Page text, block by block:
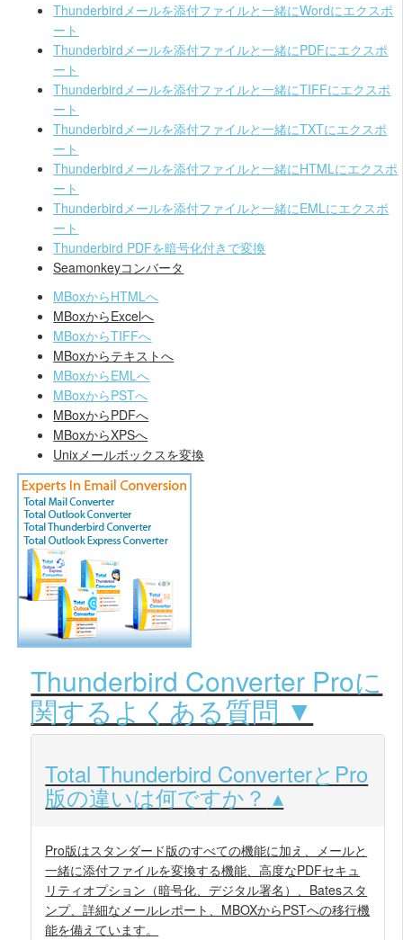
Thunderbirdメールを添付ファイルと一緒にWordにエクスポ
ート
Thunderbirdメールを添付ファイルと一緒にPDFにエクスポ
ート
Thunderbirdメールを添付ファイルと一緒にTIFFにエクスポ
ート
Thunderbirdメールを添付ファイルと一緒にTXTにエクスポ
ート
Thunderbirdメールを添付ファイルと一緒にHTMLにエクスポ
ート
Thunderbirdメールを添付ファイルと一緒にEMLにエクスポ
ート
Thunderbird PDFを暗号化付きで変換
Seamonkeyコンバータ
MBoxからHTMLへ
MBoxからExcelへ
MBoxからTIFFへ
MBoxからテキストへ
MBoxからEMLへ
MBoxからPSTへ
MBoxからPDFへ
MBoxからXPSへ
Unixメールボックスを変換
Thunderbird Converter Proに
関するよくある質問 ▼
Total Thunderbird ConverterとPro
版の違いは何ですか？
Pro版はスタンダード版のすべての機能に加え、メールと
一緒に添付ファイルを変換する機能、高度なPDFセキュ
リティオプション（暗号化、デジタル署名）、Batesスタ
ンプ、詳細なメールレポート、MBOXからPSTへの移行機
能を備えています。